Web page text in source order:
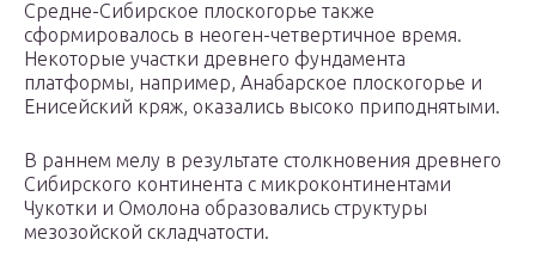
Средне-Сибирское плоскогорье также
сформировалось в неоген-четвертичное время.
Некоторые участки древнего фундамента
платформы, например, Анабарское плоскогорье и
Енисейский кряж, оказались высоко приподнятыми.
В раннем мелу в результате столкновения древнего
Сибирского континента с микроконтинентами
Чукотки и Омолона образовались структуры
мезозойской складчатости.